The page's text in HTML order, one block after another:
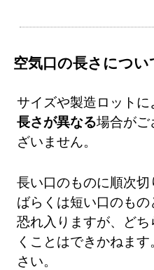
空気口の長さについ
サイズや製造ロットに
長さが異なる場合が
ざいません。
長い口のものに順次
ばらくは短い口のも
恐れ入りますが、ど
くことはできかねま
さい。